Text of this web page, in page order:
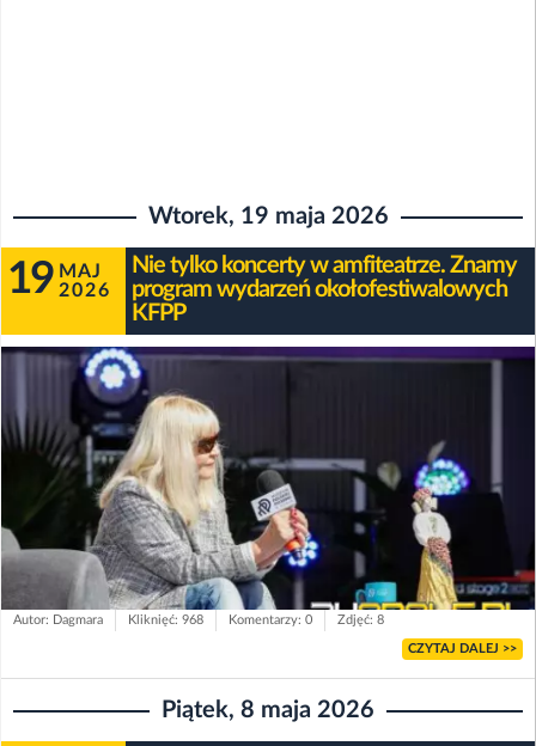
Wtorek, 19 maja 2026
19 MAJ
2026
Nie tylko koncerty w amfiteatrze. Znamy
program wydarzeń okołofestiwalowych
KFPP
Autor: Dagmara Kliknięć: 968 Komentarzy: 0 Zdjęć: 8
CZYTAJ DALEJ >>
Piątek, 8 maja 2026